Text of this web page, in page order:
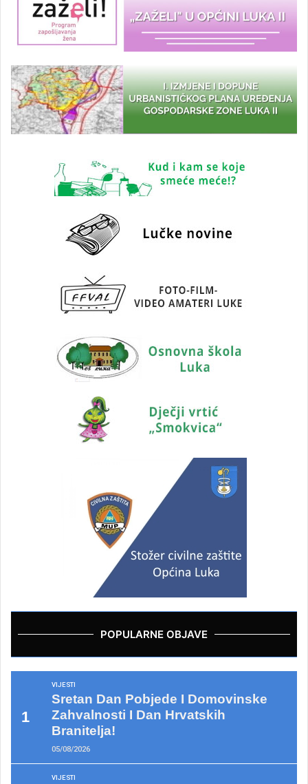
POPULARNE OBJAVE
VIJESTI
Sretan Dan Pobjede I Domovinske
Zahvalnosti I Dan Hrvatskih
Branitelja!
05/08/2026
VIJESTI